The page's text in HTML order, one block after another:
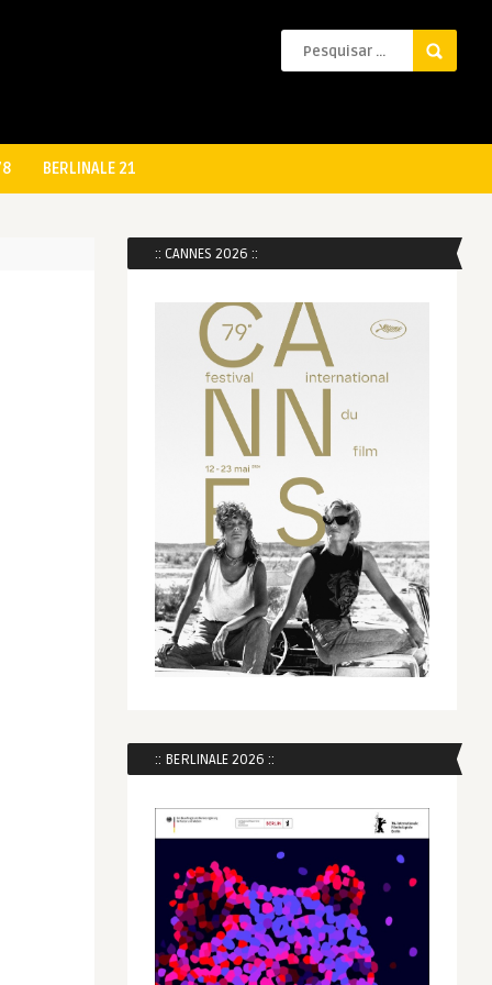
BERLINALE 21
:: CANNES 2026 ::
:: BERLINALE 2026 ::